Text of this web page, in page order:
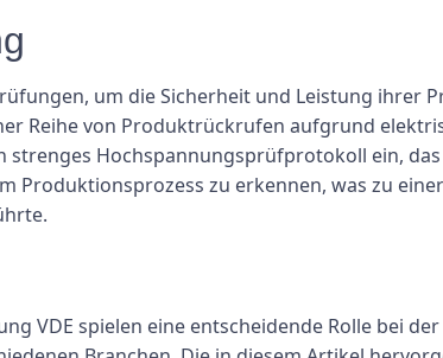
um die Sicherheit und Leistung ihrer
Reihe von Produktrückrufen aufgrund
Hochspannungsprüfprotokoll ein,
Produktionsprozess zu erkennen, was zu
VDE spielen eine entscheidende Rolle bei